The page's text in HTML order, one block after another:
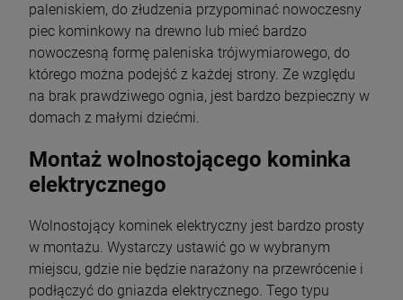
paleniskiem, do złudzenia przypominać nowoczesny
piec kominkowy na drewno lub mieć bardzo
nowoczesną formę paleniska trójwymiarowego, do
którego można podejść z każdej strony. Ze względu
na brak prawdziwego ognia, jest bardzo bezpieczny w
domach z małymi dziećmi.
Montaż wolnostojącego kominka
elektrycznego
Wolnostojący kominek elektryczny jest bardzo prosty
w montażu. Wystarczy ustawić go w wybranym
miejscu, gdzie nie będzie narażony na przewrócenie i
podłączyć do gniazda elektrycznego. Tego typu